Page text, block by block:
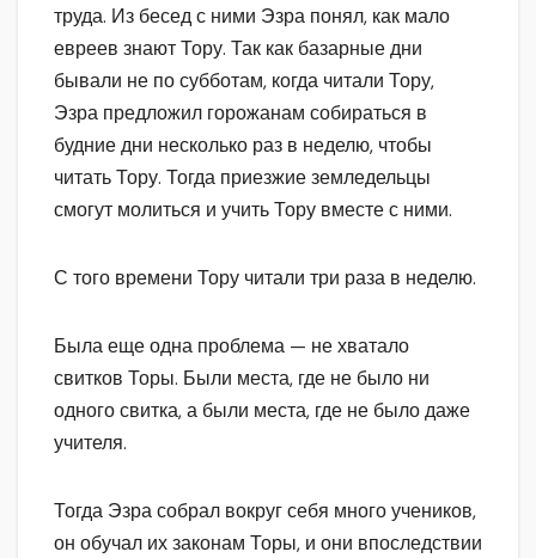
труда. Из бесед с ними Эзра понял, как мало
евреев знают Тору. Так как базарные дни
бывали не по субботам, когда читали Тору,
Эзра предложил горожанам собираться в
будние дни несколько раз в неделю, чтобы
читать Тору. Тогда приезжие земледельцы
смогут молиться и учить Тору вместе с ними.
С того времени Тору читали три раза в неделю.
Была еще одна проблема — не хватало
свитков Торы. Были места, где не было ни
одного свитка, а были места, где не было даже
учителя.
Тогда Эзра собрал вокруг себя много учеников,
он обучал их законам Торы, и они впоследствии